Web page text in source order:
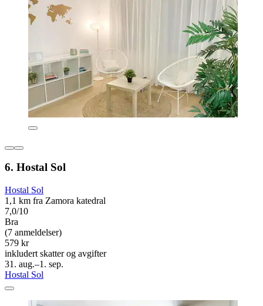
6. Hostal Sol
Hostal Sol
1,1 km fra Zamora katedral
7,0/10
Bra
(7 anmeldelser)
579 kr
inkludert skatter og avgifter
31. aug.–1. sep.
Hostal Sol